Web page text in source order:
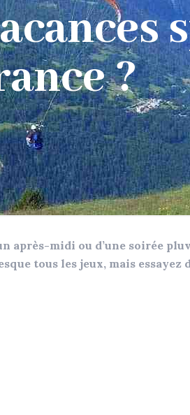
?
après-midi ou d’une soirée
tous les jeux, mais essayez